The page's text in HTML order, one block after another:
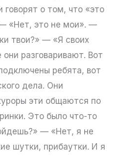
говорят о том, что «это
«Нет, это не мои». —
твои?» — «Я своих
разговаривают. Вот
ребята, вот
дела. Они
эти общаются по
Это было что-то
— «Нет, я не
шутки, прибаутки. И я